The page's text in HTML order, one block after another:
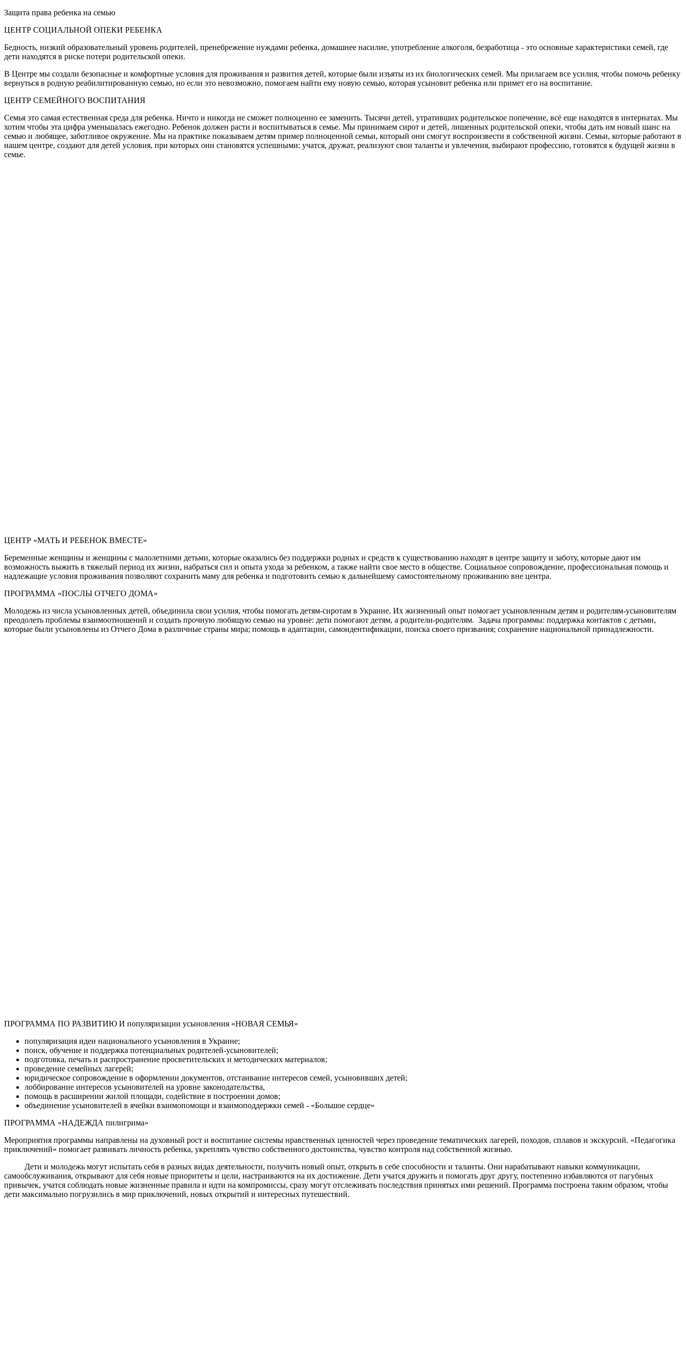
Защита права ребенка на семью
ЦЕНТР СОЦИАЛЬНОЙ ОПЕКИ РЕБЕНКА
Бедность, низкий образовательный уровень родителей, пренебрежение нуждами ребенка, домашнее насилие, употребление алкоголя, безработица - это основные характеристики семей, где
дети находятся в риске потери родительской опеки.
В Центре мы создали безопасные и комфортные условия для проживания и развития детей, которые были изъяты из их биологических семей. Мы прилагаем все усилия, чтобы помочь ребенку
вернуться в родную реабилитированную семью, но если это невозможно, помогаем найти ему новую семью, которая усыновит ребенка или примет его на воспитание.
ЦЕНТР СЕМЕЙНОГО ВОСПИТАНИЯ
Семья это самая естественная среда для ребенка. Ничто и никогда не сможет полноценно ее заменить. Тысячи детей, утративших родительское попечение, всё еще находятся в интернатах. Мы
хотим чтобы эта цифра уменьшалась ежегодно. Ребенок должен расти и воспитываться в семье. Мы принимаем сирот и детей, лишенных родительской опеки, чтобы дать им новый шанс на
семью и любящее, заботливое окружение. Мы на практике показываем детям пример полноценной семьи, который они смогут воспроизвести в собственной жизни. Семьи, которые работают в
нашем центре, создают для детей условия, при которых они становятся успешными: учатся, дружат, реализуют свои таланты и увлечения, выбирают профессию, готовятся к будущей жизни в
семье.
ЦЕНТР «МАТЬ И РЕБЕНОК ВМЕСТЕ»
Беременные женщины и женщины с малолетними детьми, которые оказались без поддержки родных и средств к существованию находят в центре защиту и заботу, которые дают им
возможность выжить в тяжелый период их жизни, набраться сил и опыта ухода за ребенком, а также найти свое место в обществе. Социальное сопровождение, профессиональная помощь и
надлежащие условия проживания позволяют сохранить маму для ребенка и подготовить семью к дальнейшему самостоятельному проживанию вне центра.
ПРОГРАММА «ПОСЛЫ ОТЧЕГО ДОМА»
Молодежь из числа усыновленных детей, объединила свои усилия, чтобы помогать детям-сиротам в Украине. Их жизненный опыт помогает усыновленным детям и родителям-усыновителям
преодолеть проблемы взаимоотношений и создать прочную любящую семью на уровне: дети помогают детям, а родители-родителям. Задача программы: поддержка контактов с детьми,
которые были усыновлены из Отчего Дома в различные страны мира; помощь в адаптации, самоидентификации, поиска своего призвания; сохранение национальной принадлежности.
ПРОГРАММА ПО РАЗВИТИЮ И популяризации усыновления «НОВАЯ СЕМЬЯ»
популяризация идеи национального усыновления в Украине;
поиск, обучение и поддержка потенциальных родителей-усыновителей;
подготовка, печать и распространение просветительских и методических материалов;
проведение семейных лагерей;
юридическое сопровождение в оформлении документов, отстаивание интересов семей, усыновивших детей;
лоббирование интересов усыновителей на уровне законодательства,
помощь в расширении жилой площади, содействие в построении домов;
объединение усыновителей в ячейки взаимопомощи и взаимоподдержки семей - «Большое сердце»
ПРОГРАММА «НАДЕЖДА пилигрима»
Мероприятия программы направлены на духовный рост и воспитание системы нравственных ценностей через проведение тематических лагерей, походов, сплавов и экскурсий. «Педагогика
приключений» помогает развивать личность ребенка, укреплять чувство собственного достоинства, чувство контроля над собственной жизнью.
Дети и молодежь могут испытать себя в разных видах деятельности, получить новый опыт, открыть в себе способности и таланты. Они нарабатывают навыки коммуникации,
самообслуживания, открывают для себя новые приоритеты и цели, настраиваются на их достижение. Дети учатся дружить и помогать друг другу, постепенно избавляются от пагубных
привычек, учатся соблюдать новые жизненные правила и идти на компромиссы, сразу могут отслеживать последствия принятых ими решений. Программа построена таким образом, чтобы
дети максимально погрузились в мир приключений, новых открытий и интересных путешествий.